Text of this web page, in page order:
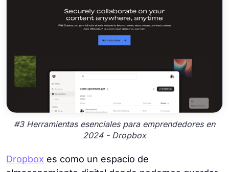
#3 Herramientas esenciales para emprendedores en
2024 - Dropbox
Dropbox es como un espacio de